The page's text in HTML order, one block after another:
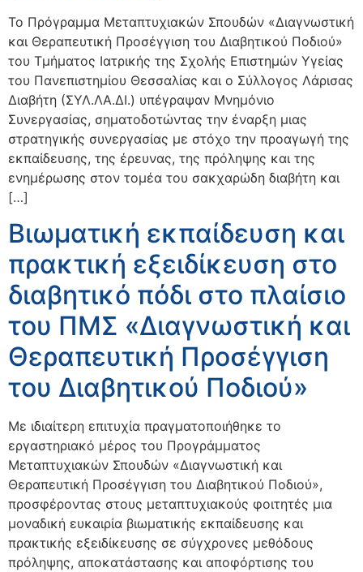
Το Πρόγραμμα Μεταπτυχιακών Σπουδών «Διαγνωστική
και Θεραπευτική Προσέγγιση του Διαβητικού Ποδιού»
του Τμήματος Ιατρικής της Σχολής Επιστημών Υγείας
του Πανεπιστημίου Θεσσαλίας και ο Σύλλογος Λάρισας
Διαβήτη (ΣΥΛ.ΛΑ.ΔΙ.) υπέγραψαν Μνημόνιο
Συνεργασίας, σηματοδοτώντας την έναρξη μιας
στρατηγικής συνεργασίας με στόχο την προαγωγή της
εκπαίδευσης, της έρευνας, της πρόληψης και της
ενημέρωσης στον τομέα του σακχαρώδη διαβήτη και
[…]
Βιωματική εκπαίδευση και
πρακτική εξειδίκευση στο
διαβητικό πόδι στο πλαίσιο
του ΠΜΣ «Διαγνωστική και
Θεραπευτική Προσέγγιση
του Διαβητικού Ποδιού»
Με ιδιαίτερη επιτυχία πραγματοποιήθηκε το
εργαστηριακό μέρος του Προγράμματος
Μεταπτυχιακών Σπουδών «Διαγνωστική και
Θεραπευτική Προσέγγιση του Διαβητικού Ποδιού»,
προσφέροντας στους μεταπτυχιακούς φοιτητές μια
μοναδική ευκαιρία βιωματικής εκπαίδευσης και
πρακτικής εξειδίκευσης σε σύγχρονες μεθόδους
πρόληψης, αποκατάστασης και αποφόρτισης του